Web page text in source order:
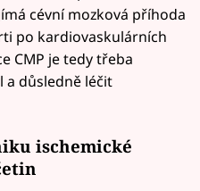
cévní mozková příhoda
po kardiovaskulárních
CMP je tedy třeba
a důsledně léčit
ischemické